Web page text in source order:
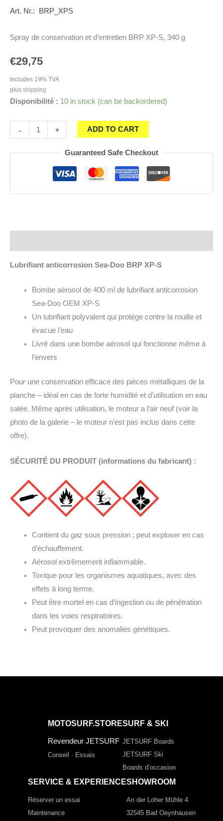
Art. Nr.: BRP_XPS
Spray de conservation et d’entretien BRP XP-S, 340 g
€29,75
Includes 19% TVA
plus shipping
Disponibilité : 10 in stock (can be backordered)
-
XP-
S
g
+ ADD TO CART
Guaranteed Safe Checkout
Lubrifiant anticorrosion Sea-Doo BRP XP-S
Bombe aérosol de 400 ml de lubrifiant anticorrosion
Sea-Doo OEM XP-S
Un lubrifiant polyvalent qui protège contre la rouille et
évacue l’eau
Livré dans une bombe aérosol qui fonctionne même à
l’envers
Pour une conservation efficace des pièces métalliques de la
planche – idéal en cas de forte humidité et d’utilisation en eau
salée. Même après utilisation, le moteur a l’air neuf (voir la
photo de la galerie – le moteur n’est pas inclus dans cette
offre).
SÉCURITÉ DU PRODUIT (informations du fabricant) :
Contient du gaz sous pression ; peut exploser en cas
d’échauffement.
Aérosol extrêmement inflammable.
Toxique pour les organismes aquatiques, avec des
effets à long terme.
Peut être mortel en cas d’ingestion ou de pénétration
dans les voies respiratoires.
Peut provoquer des anomalies génétiques.
MOTOSURF.STORE
Revendeur JETSURF
Conseil · Essais
SURF & SKI
JETSURF Boards
JETSURF Ski
Boards d’occasion
SERVICE & EXPERIENCE
Réserver un essai
Maintenance
SHOWROOM
An der Loher Mühle 4
32545 Bad Oeynhausen